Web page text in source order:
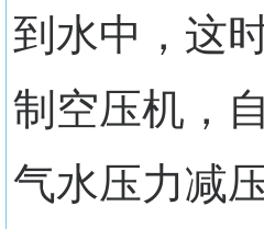
到水中，这
制空压机，
气水压力减